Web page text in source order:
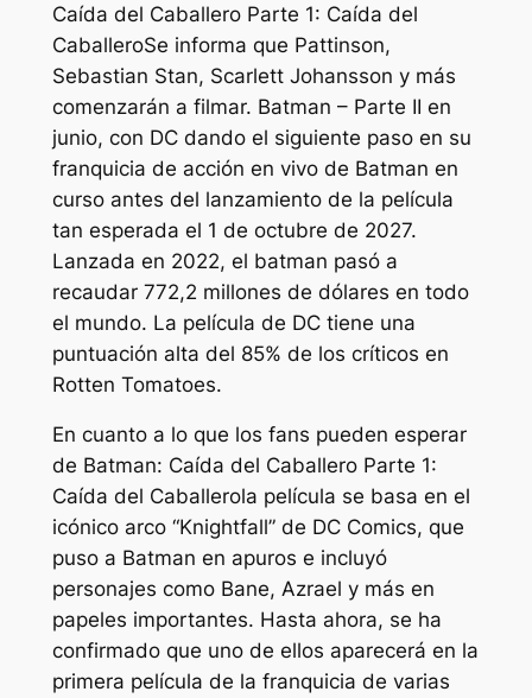
Caída del Caballero Parte 1: Caída del
CaballeroSe informa que Pattinson,
Sebastian Stan, Scarlett Johansson y más
comenzarán a filmar. Batman – Parte II en
junio, con DC dando el siguiente paso en su
franquicia de acción en vivo de Batman en
curso antes del lanzamiento de la película
tan esperada el 1 de octubre de 2027.
Lanzada en 2022, el batman pasó a
recaudar 772,2 millones de dólares en todo
el mundo. La película de DC tiene una
puntuación alta del 85% de los críticos en
Rotten Tomatoes.
En cuanto a lo que los fans pueden esperar
de Batman: Caída del Caballero Parte 1:
Caída del Caballerola película se basa en el
icónico arco “Knightfall” de DC Comics, que
puso a Batman en apuros e incluyó
personajes como Bane, Azrael y más en
papeles importantes. Hasta ahora, se ha
confirmado que uno de ellos aparecerá en la
primera película de la franquicia de varias